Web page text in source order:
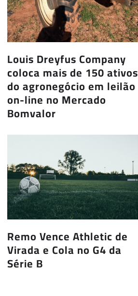
Louis Dreyfus Company
coloca mais de 150 ativos
do agronegócio em leilão
on-line no Mercado
Bomvalor
Remo Vence Athletic de
Virada e Cola no G4 da
Série B